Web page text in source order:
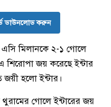
ডাউনলোড করুন
এসি মিলানকে ২-১ গোলে
শিরোপা জয় করেছে ইন্টার
জয়ী হলো ইন্টার।
থুরামের গোলে ইন্টারের জয়